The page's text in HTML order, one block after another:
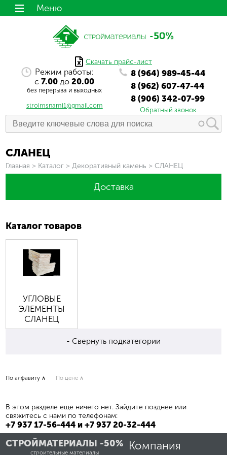
Скачать прайс-лист
Режим работы:
с7.00 до20.00
без перерыва и выходных
stroimsnami1@gmail.com
8 (964) 989-45-44
8 (962) 607-47-44
8 (906) 342-07-99
Обратный звонок
Меню
СЛАНЕЦ
Вы здесь
Главная > Каталог > Декоративный камень > СЛАНЕЦ
Доставка
Каталог товаров
УГЛОВЫЕ
ЭЛЕМЕНТЫ
СЛАНЕЦ
- Свернуть подкатегории
По алфавиту ∧ По цене ∧
В этом разделе еще ничего нет. Зайдите позднее или
свяжитесь с нами по телефонам:
+7 937 17-56-444 и +7 937 20-32-444
СТРОЙМАТЕРИАЛЫ -50%
строительные материалы
Компания